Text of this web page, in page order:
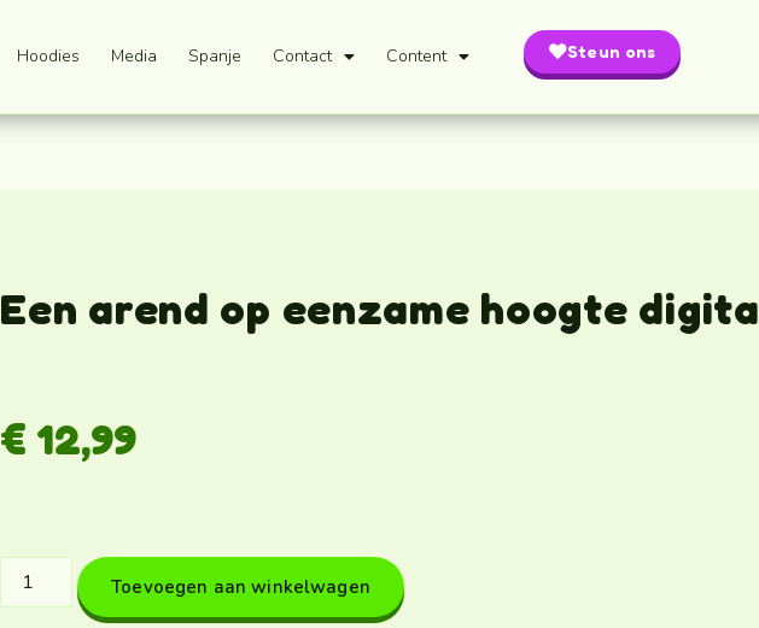
Hoodies Media Spanje Contact Content Steun ons
Een arend op eenzame hoogte
€ 12,99
Toevoegen aan winkelwagen